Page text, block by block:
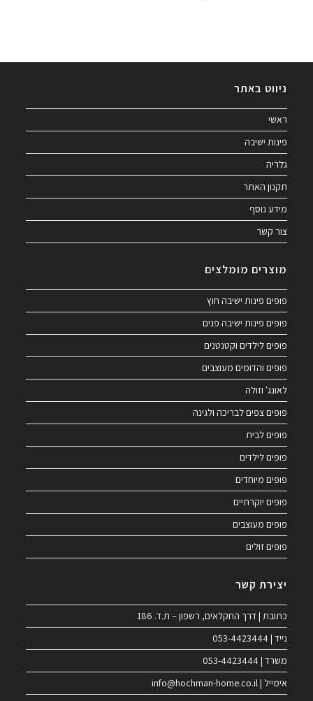
ניווט באתר
ראשי
פינות ישיבה
גלריה
תקנון האתר
מידע נוסף
צור קשר
מוצרים מומלצים
פופים פינות ישיבה חוץ
פופים פינות ישיבה פנים
פופים לילדים וקטנטנים
פופים והדומים מעוצבים
לאונג' וזולה
פופים צפים לבריכה ולגינה
פופים לבית
פופים לילדים
פופים מיוחדים
פופים יוקרתיים
פופים מעוצבים
פופים זולים
יצירת קשר
כתובת | דרך החקלאים, רשפון – ת.ד. 186
נייד | 053-4423444
משרד | 053-4423444
אימייל | info@hochman-home.co.il